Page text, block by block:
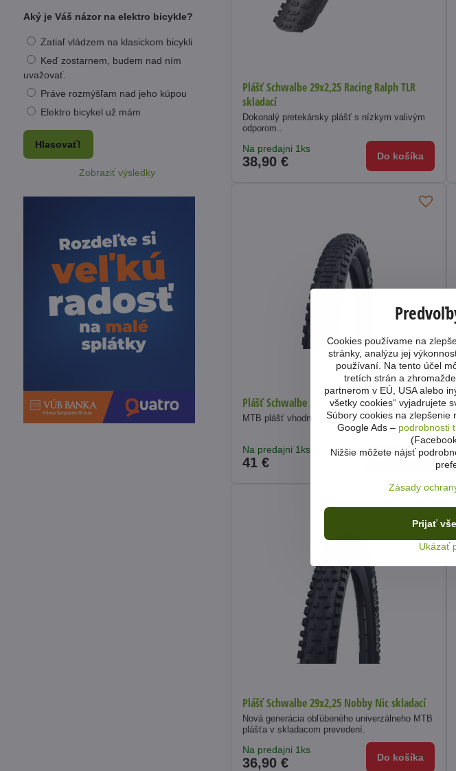
Plášť Schwalbe 29x2,25 Racing Ralph TLR
skladací
Dokonalý pretekársky plášť s nízkym valivým
odporom..
Na predajni 1ks
38,90 € Do košíka
Plášť Schwalbe 29x2,6 Johnny Watts reflex
MTB plášť vhodný na elektro bicykle.
Na predajni 1ks
41 € Do košíka
Plášť Schwalbe 29x2,25 Nobby Nic skladací
Nová generácia obľúbeného univerzálneho MTB
plášťa v skladacom prevedení.
Na predajni 1ks
36,90 € Do košíka
Aký je Váš názor na elektro bicykle?
Zatiaľ vládzem na klasickom bicykli
Keď zostarnem, budem nad ním
uvažovať.
Práve rozmýšľam nad jeho kúpou
Elektro bicykel už mám
Hlasovať!
Zobraziť výsledky
Cookies používame na
stránky, analýzu jej
používaní. Na tento účel
tretích strán a
partnerom v EÚ, USA alebo
všetky cookies“ vyjadrujete
Súbory cookies na zlepšenie
Google Ads – podrobnosti
Nižšie môžete nájsť
Zásady
Ukázať
Prijať